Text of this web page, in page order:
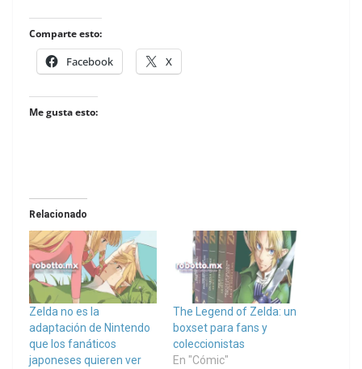
Comparte esto:
Facebook X
Me gusta esto:
Relacionado
Zelda no es la
adaptación de Nintendo
que los fanáticos
japoneses quieren ver
The Legend of Zelda: un
boxset para fans y
coleccionistas
En "Cómic"